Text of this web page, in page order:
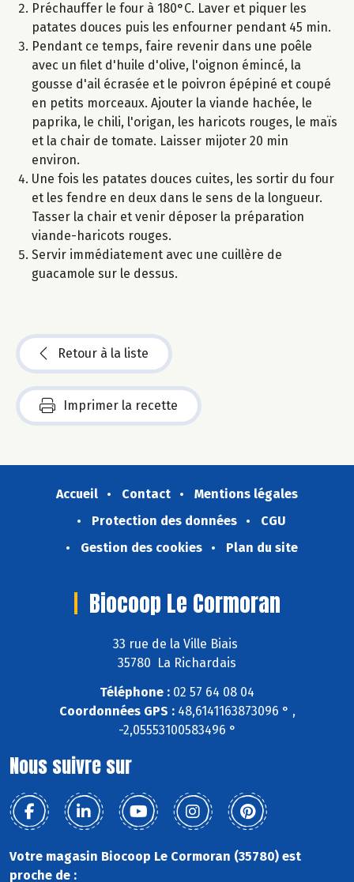
Préchauffer le four à 180°C. Laver et piquer les
patates douces puis les enfourner pendant 45 min.
Pendant ce temps, faire revenir dans une poêle
avec un filet d'huile d'olive, l'oignon émincé, la
gousse d'ail écrasée et le poivron épépiné et coupé
en petits morceaux. Ajouter la viande hachée, le
paprika, le chili, l'origan, les haricots rouges, le maïs
et la chair de tomate. Laisser mijoter 20 min
environ.
Une fois les patates douces cuites, les sortir du four
et les fendre en deux dans le sens de la longueur.
Tasser la chair et venir déposer la préparation
viande-haricots rouges.
Servir immédiatement avec une cuillère de
guacamole sur le dessus.
Retour à la liste
Imprimer la recette
Accueil Contact
Mentions légales
Protection des données
CGU
Gestion des cookies
Plan du site
Biocoop Le Cormoran
33 rue de la Ville Biais
35780 La Richardais
Téléphone : 02 57 64 08 04
Coordonnées GPS :48,6141163873096 ° ,
-2,05553100583496 °
Nous suivre sur
Votre magasin Biocoop Le Cormoran (35780) est
proche de :